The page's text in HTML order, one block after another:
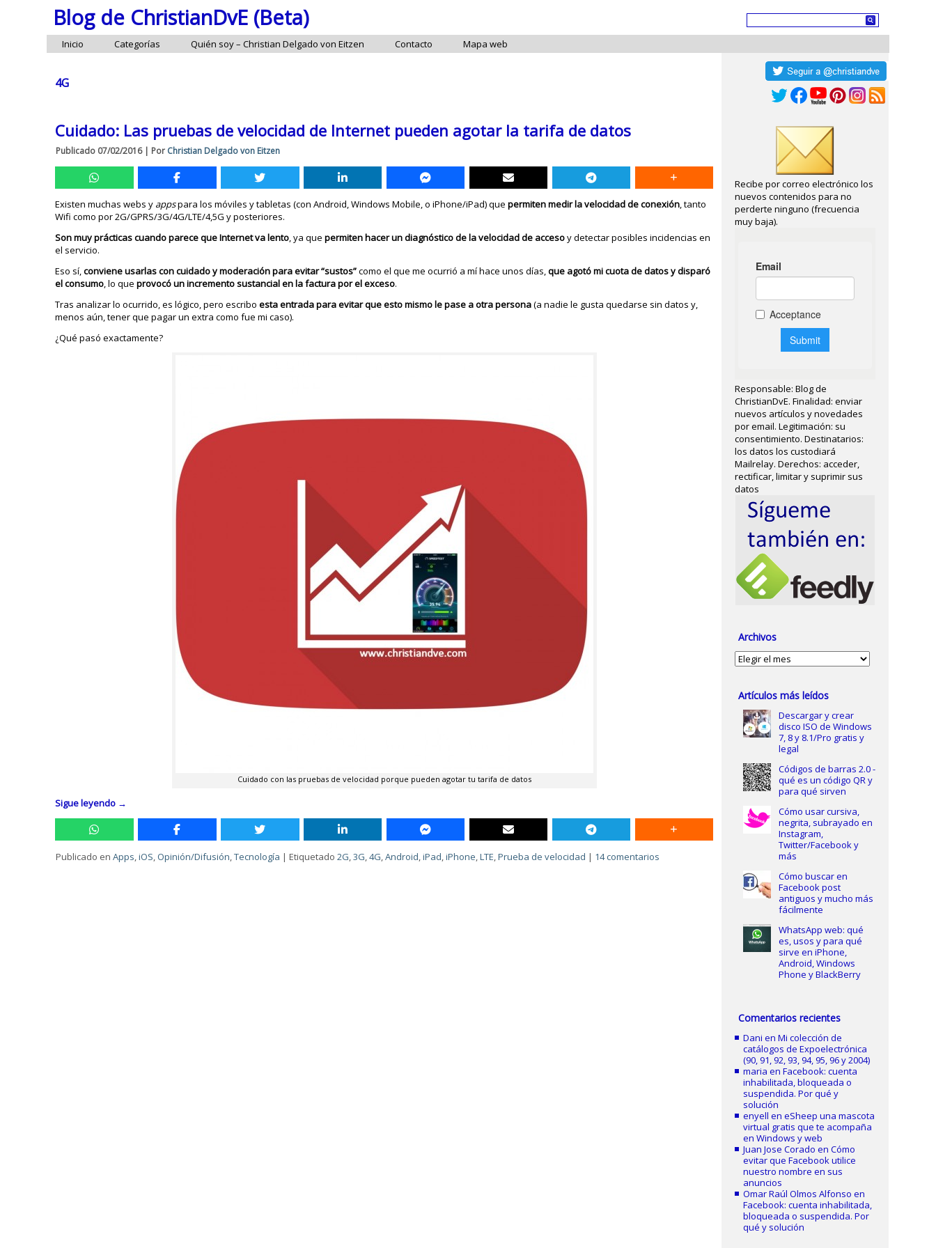
Blog de ChristianDvE (Beta)
Inicio Categorías Quién soy – Christian Delgado von Eitzen Contacto Mapa web
4G
Cuidado: Las pruebas de velocidad de Internet pueden agotar la tarifa de datos
Publicado 07/02/2016| Por Christian Delgado von Eitzen
Existen muchas webs y appspara los móviles y tabletas (con Android, Windows Mobile, o iPhone/iPad) quepermiten medir la velocidad de conexión, tanto
Wifi como por 2G/GPRS/3G/4G/LTE/4,5G y posteriores.
Son muy prácticas cuando parece que Internet va lento, ya quepermiten hacer un diagnóstico de la velocidad de accesoy detectar posibles incidencias en
el servicio.
Eso sí,conviene usarlas con cuidado y moderación para evitar “sustos”como el que me ocurrió a mí hace unos días,que agotó mi cuota de datos y disparó
el consumo, lo queprovocó un incremento sustancial en la factura por el exceso.
Tras analizar lo ocurrido, es lógico, pero escriboesta entrada para evitar que esto mismo le pase a otra persona(a nadie le gusta quedarse sin datos y,
menos aún, tener que pagar un extra como fue mi caso).
¿Qué pasó exactamente?
Cuidado con las pruebas de velocidad porque pueden agotar tu tarifa de datos
Sigue leyendo →
Publicado en Apps,iOS, Opinión/Difusión,Tecnología |Etiquetado 2G,3G,4G,Android,iPad,iPhone,LTE,Prueba de velocidad | 14 comentarios
Recibe por correo electrónico los
nuevos contenidos para no
perderte ninguno (frecuencia
muy baja).
Responsable: Blog de
ChristianDvE. Finalidad: enviar
nuevos artículos y novedades
por email. Legitimación: su
consentimiento. Destinatarios:
los datos los custodiará
Mailrelay. Derechos: acceder,
rectificar, limitar y suprimir sus
datos
Archivos
Archivos
Artículos más leídos
Descargar y crear
disco ISO de Windows
7, 8 y 8.1/Pro gratis y
legal
Códigos de barras 2.0 -
qué es un código QR y
para qué sirven
Cómo usar cursiva,
negrita, subrayado en
Instagram,
Twitter/Facebook y
más
Cómo buscar en
Facebook post
antiguos y mucho más
fácilmente
WhatsApp web: qué
es, usos y para qué
sirve en iPhone,
Android, Windows
Phone y BlackBerry
Comentarios recientes
Dani enMi colección de
catálogos de Expoelectrónica
(90, 91, 92, 93, 94, 95, 96 y 2004)
maria enFacebook: cuenta
inhabilitada, bloqueada o
suspendida. Por qué y
solución
enyell eneSheep una mascota
virtual gratis que te acompaña
en Windows y web
Juan Jose Corado enCómo
evitar que Facebook utilice
nuestro nombre en sus
anuncios
Omar Raúl Olmos Alfonso en
Facebook: cuenta inhabilitada,
bloqueada o suspendida. Por
qué y solución